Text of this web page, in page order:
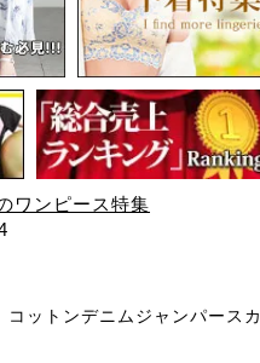
ワンピース特集
ットンデニムジャンパースカ